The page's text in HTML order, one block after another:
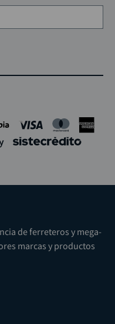
de ferreteros y mega-
marcas y productos